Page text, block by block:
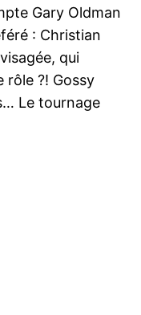
Gary Oldman
: Christian
qui
rôle ?! Gossy
Le tournage